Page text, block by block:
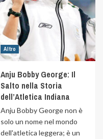
Altro
Anju Bobby George: Il
Salto nella Storia
dell’Atletica Indiana
Anju Bobby George non è
solo un nome nel mondo
dell'atletica leggera; è un